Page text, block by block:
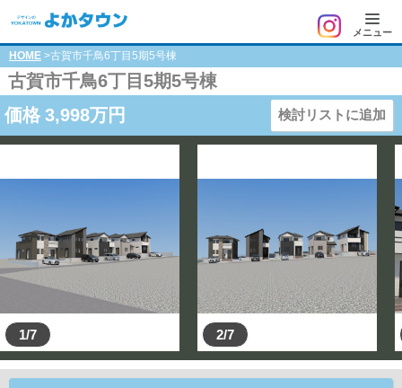
メニュー
HOME >古賀市千鳥6丁目5期5号棟
古賀市千鳥6丁目5期5号棟
価格 3,998万円 検討リストに追加
1/7 2/7